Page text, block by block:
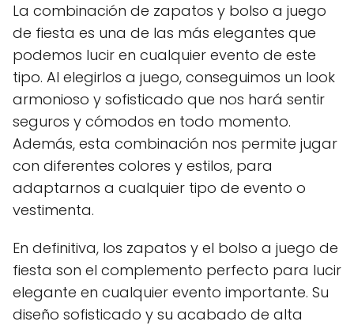
La combinación de zapatos y bolso a juego
de fiesta es una de las más elegantes que
podemos lucir en cualquier evento de este
tipo. Al elegirlos a juego, conseguimos un look
armonioso y sofisticado que nos hará sentir
seguros y cómodos en todo momento.
Además, esta combinación nos permite jugar
con diferentes colores y estilos, para
adaptarnos a cualquier tipo de evento o
vestimenta.
En definitiva, los zapatos y el bolso a juego de
fiesta son el complemento perfecto para lucir
elegante en cualquier evento importante. Su
diseño sofisticado y su acabado de alta